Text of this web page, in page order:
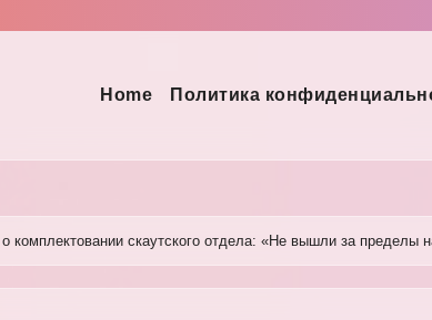
Home Политика
комплектовании скаутского отдела: «Не вышли за пределы